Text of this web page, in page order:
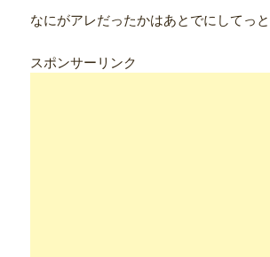
なにがアレだったかはあとでにしてっ
スポンサーリンク